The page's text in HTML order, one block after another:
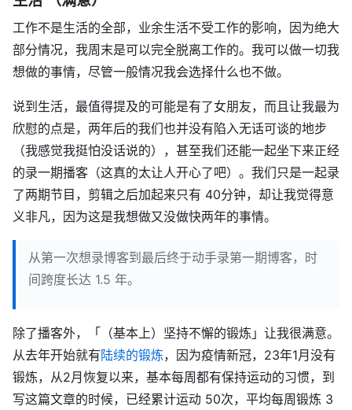
工作不是生活的全部，业余生活不受工作的影响，因为绝大
部分情况，我周末是可以完全脱离工作的。我可以做一切我
想做的事情，尽管一般情况我会选择什么也不做。
说到生活，最值得提及的可能是有了女朋友，而且让我最为
欣慰的点是，两年后的我们也并没有陷入无话可谈的地步
（我感觉我挺怕没话说的），甚至我们还能一起坐下来正经
的录一期播客（这真的太让人开心了吧）。我们只是一起录
了两期节目，剪辑之后加起来只有 40分钟，却让我觉得意
义非凡，因为这是我想做又没做快两年的事情。
从第一次想录博客到最后终于动手录第一期博客，时
间跨度长达 1.5 年。
除了播客外，「（基本上）坚持不懈的锻炼」让我很满意。
从去年开始就有陆续的锻炼，因为疫情新冠，23年1月没有
锻炼，从2月恢复以来，基本每周都有保持运动的习惯，到
写这篇文章的时候，已经累计运动 50次，平均每周锻炼 3